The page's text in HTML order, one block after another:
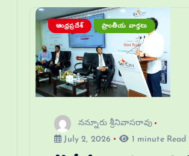
ఆంధ్రప్రదేశ్ ప్రాంతీయ వార్తలు
నన్నూరు శ్రీనివాసరావు
July 2, 2026
1 minute Read